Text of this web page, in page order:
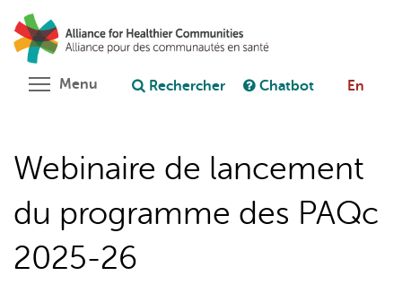
Aller
au
contenu
principal
Poser une question au chatbot
Menu Toggle menu visibility
Rechercher Chatbot En
Webinaire de lancement
du programme des PAQc
2025-26